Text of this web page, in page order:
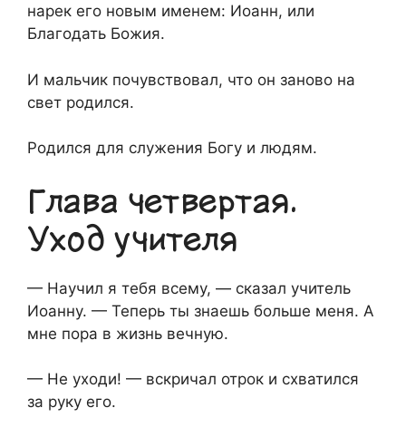
нарек его новым именем: Иоанн, или
Благодать Божия.
И мальчик почувствовал, что он заново на
свет родился.
Родился для служения Богу и людям.
Глава четвертая.
Уход учителя
— Научил я тебя всему, — сказал учитель
Иоанну. — Теперь ты знаешь больше меня. А
мне пора в жизнь вечную.
— Не уходи! — вскричал отрок и схватился
за руку его.